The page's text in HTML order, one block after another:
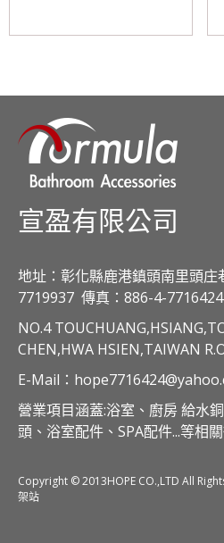
宣盈有限公司
地址：彰化縣鹿港鎮頭南里頭庄
7719937 傳真：886-4-7716424
NO.4
CHEN,HWA HSIEN,TAIWAN
E-Mail：
營業項目涵蓋:浴室、廚房 給水
頭、浴室配件、SPA配件...等相
Copyright © 2013HOPE CO.,LTD All
架站